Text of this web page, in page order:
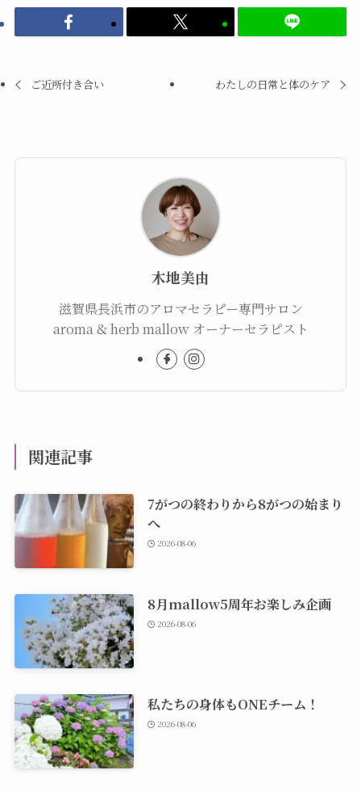
ご近所付き合い わたしの日常と体のケア
木地美由
滋賀県長浜市のアロマセラピー専門サロン
aroma & herb mallow オーナーセラピスト
関連記事
7がつの終わりから8がつの始まり
へ
2026-08-06
8月mallow5周年お楽しみ企画
2026-08-06
私たちの身体もONEチーム！
2026-08-06